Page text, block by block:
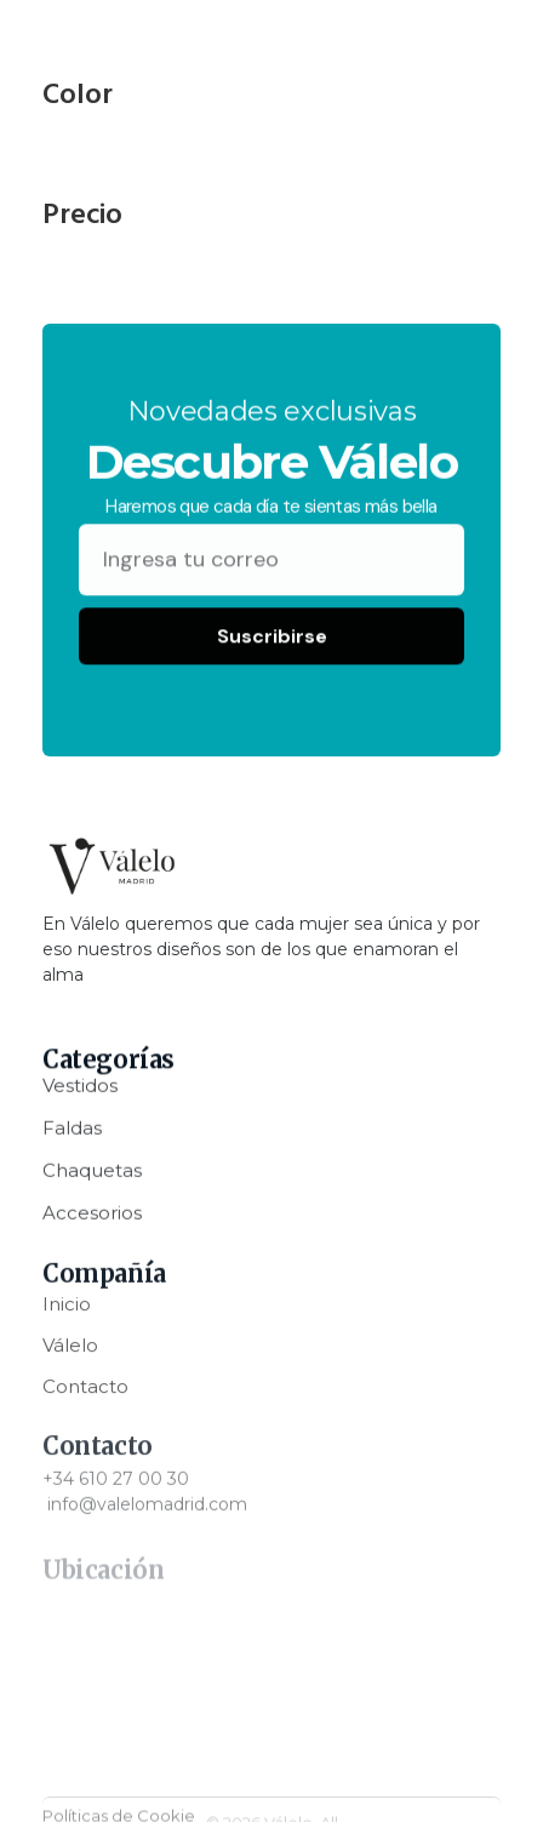
Color
Precio
Novedades exclusivas
Descubre Válelo
Haremos que cada día te sientas más bella
Suscribirse
Valelo Madrid
Shop
En Válelo queremos que cada mujer sea única y por
eso nuestros diseños son de los que enamoran el
alma
Categorías
Vestidos
Faldas
Chaquetas
Accesorios
Compañía
Inicio
Válelo
Contacto
Contacto
+34 610 27 00 30
info@valelomadrid.com
Ubicación